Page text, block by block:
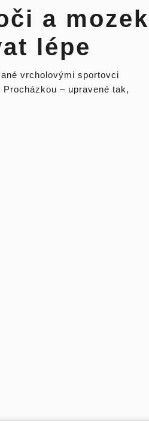
a mozek
lépe
vrcholovými sportovci
– upravené tak,